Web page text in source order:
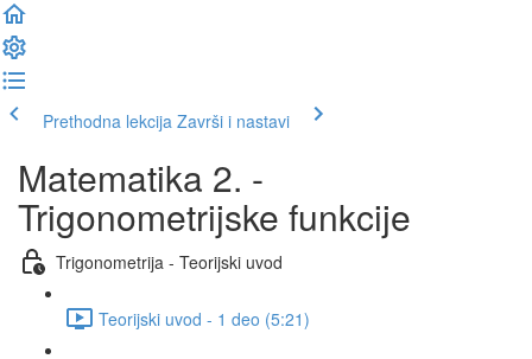
Prethodna lekcija Završi i nastavi
Matematika 2. -
Trigonometrijske funkcije
Trigonometrija - Teorijski uvod
Teorijski uvod - 1 deo (5:21)